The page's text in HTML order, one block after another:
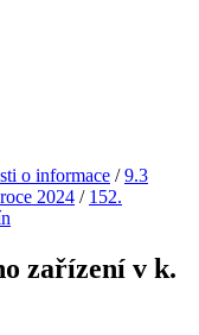
o informace /9.3
2024 / 152.
zařízení v k.